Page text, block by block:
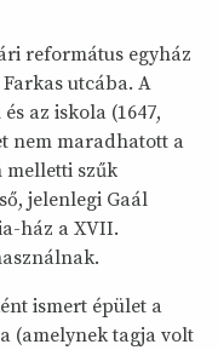
református egyház
utcába. A
az iskola (1647,
nem maradhatott a
melletti szűk
jelenlegi Gaál
ház a XVII.
ismert épület a
(amelynek tagja volt